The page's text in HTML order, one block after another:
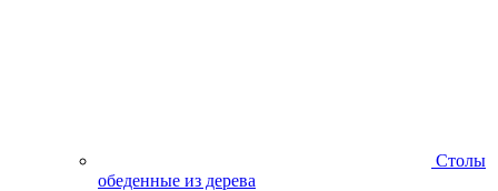
Столы
обеденные из дерева